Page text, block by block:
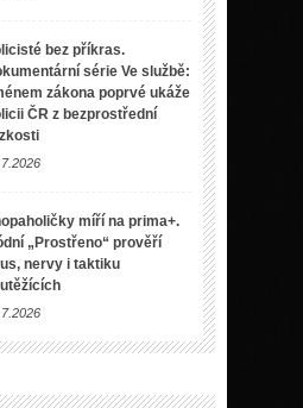
bez příkras.
série Ve službě:
zákona poprvé ukáže
ČR z bezprostřední
míří na prima+.
„Prostřeno“ prověří
nervy i taktiku